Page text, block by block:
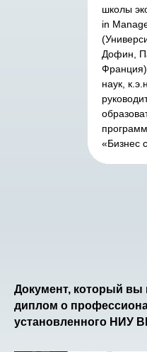
школы
in
Дофин,
наук,
«Бизнес
Документ, который вы
диплом о
установленного НИУ